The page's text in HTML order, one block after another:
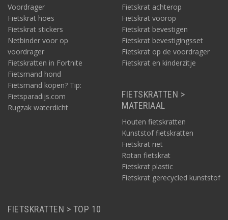
Voordrager
Fietskrat hoes
Fietskrat stickers
Netbinder voor op
voordrager
Fietskratten in Fortnite
Fietsmand hond
Fietsmand kopen? Tip:
Fietsparadijs.com
Rugzak waterdicht
Fietskrat achterop
Fietskrat voorop
Fietskrat bevestigen
Fietskrat bevestigingsset
Fietskrat op de voordrager
Fietskrat en kinderzitje
FIETSKRATTEN >
MATERIAAL
Houten fietskratten
Kunststof fietskratten
Fietskrat riet
Rotan fietskrat
Fietskrat plastic
Fietskrat gerecycled kunststof
FIETSKRATTEN > TOP 10